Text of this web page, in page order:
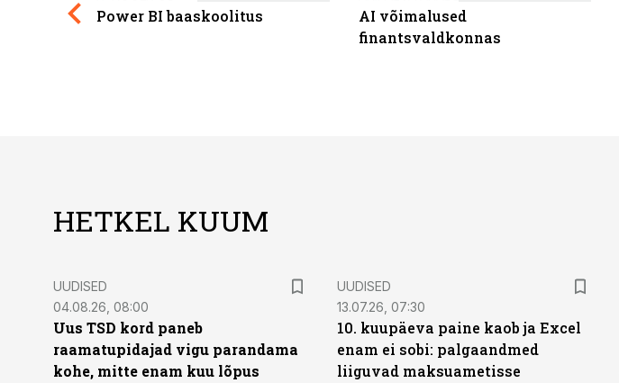
Power BI baaskoolitus
AI võimalused
finantsvaldkonnas
HETKEL KUUM
UUDISED
04.08.26, 08:00
Uus TSD kord paneb
raamatupidajad vigu parandama
kohe, mitte enam kuu lõpus
UUDISED
13.07.26, 07:30
10. kuupäeva paine kaob ja Excel
enam ei sobi: palgaandmed
liiguvad maksuametisse